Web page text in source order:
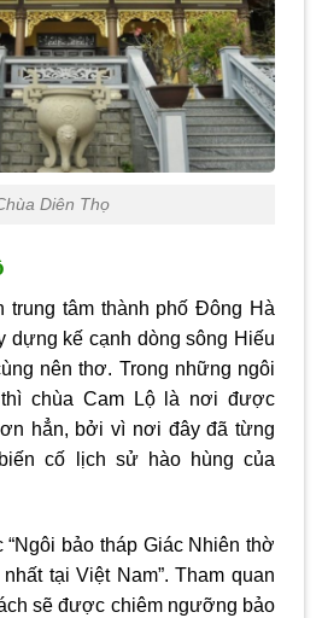
Diên Thọ
trung tâm thành phố Đông Hà
dựng kế cạnh dòng sông Hiếu
nên thơ. Trong những ngôi
chùa Cam Lộ là nơi được
hẳn, bởi vì nơi đây đã từng
cố lịch sử hào hùng của
bảo tháp Giác Nhiên thờ
tại Việt Nam”. Tham quan
sẽ được chiêm ngưỡng bảo